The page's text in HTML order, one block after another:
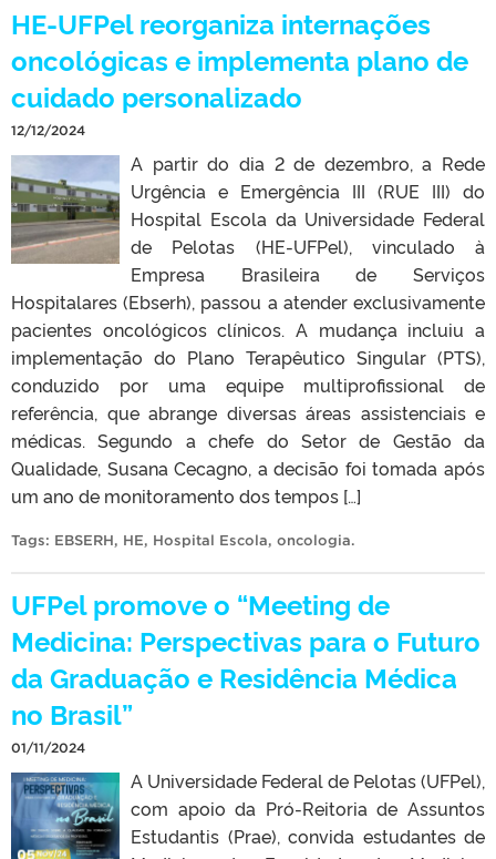
HE-UFPel reorganiza internações
oncológicas e implementa plano de
cuidado personalizado
12/12/2024
A partir do dia 2 de dezembro, a Rede
Urgência e Emergência III (RUE III) do
Hospital Escola da Universidade Federal
de Pelotas (HE-UFPel), vinculado à
Empresa Brasileira de Serviços
Hospitalares (Ebserh), passou a atender exclusivamente
pacientes oncológicos clínicos. A mudança incluiu a
implementação do Plano Terapêutico Singular (PTS),
conduzido por uma equipe multiprofissional de
referência, que abrange diversas áreas assistenciais e
médicas. Segundo a chefe do Setor de Gestão da
Qualidade, Susana Cecagno, a decisão foi tomada após
um ano de monitoramento dos tempos […]
Tags: EBSERH, HE, Hospital Escola, oncologia.
UFPel promove o “Meeting de
Medicina: Perspectivas para o Futuro
da Graduação e Residência Médica
no Brasil”
01/11/2024
A Universidade Federal de Pelotas (UFPel),
com apoio da Pró-Reitoria de Assuntos
Estudantis (Prae), convida estudantes de